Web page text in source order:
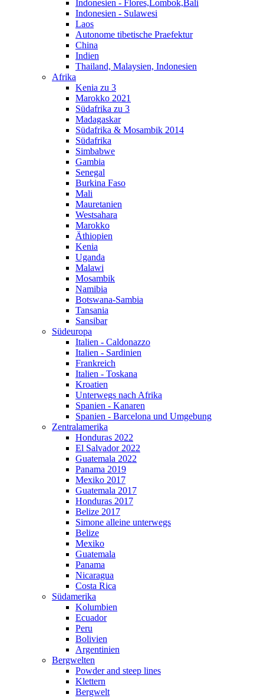
Indonesien - Flores,Lombok,Bali
Indonesien - Sulawesi
Laos
Autonome tibetische Praefektur
China
Indien
Thailand, Malaysien, Indonesien
Afrika
Kenia zu 3
Marokko 2021
Südafrika zu 3
Madagaskar
Südafrika & Mosambik 2014
Südafrika
Simbabwe
Gambia
Senegal
Burkina Faso
Mali
Mauretanien
Westsahara
Marokko
Äthiopien
Kenia
Uganda
Malawi
Mosambik
Namibia
Botswana-Sambia
Tansania
Sansibar
Südeuropa
Italien - Caldonazzo
Italien - Sardinien
Frankreich
Italien - Toskana
Kroatien
Unterwegs nach Afrika
Spanien - Kanaren
Spanien - Barcelona und Umgebung
Zentralamerika
Honduras 2022
El Salvador 2022
Guatemala 2022
Panama 2019
Mexiko 2017
Guatemala 2017
Honduras 2017
Belize 2017
Simone alleine unterwegs
Belize
Mexiko
Guatemala
Panama
Nicaragua
Costa Rica
Südamerika
Kolumbien
Ecuador
Peru
Bolivien
Argentinien
Bergwelten
Powder and steep lines
Klettern
Bergwelt